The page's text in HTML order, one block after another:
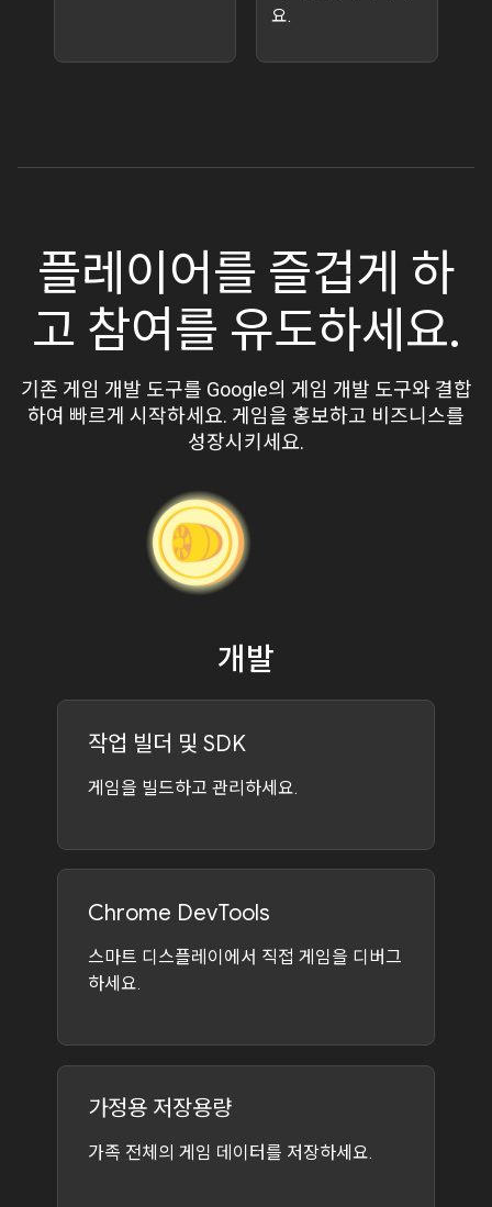
요.
플레이어를 즐겁게 하
고 참여를 유도하세요.
기존 게임 개발 도구를 Google의 게임 개발 도구와 결합
하여 빠르게 시작하세요. 게임을 홍보하고 비즈니스를
성장시키세요.
개발
작업 빌더 및 SDK
게임을 빌드하고 관리하세요.
Chrome DevTools
스마트 디스플레이에서 직접 게임을 디버그
하세요.
가정용 저장용량
가족 전체의 게임 데이터를 저장하세요.